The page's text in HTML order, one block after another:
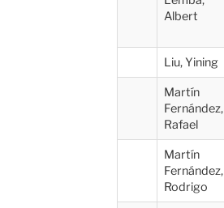
Albert
Liu, Yining
Martín
Fernández,
Rafael
Martín
Fernández,
Rodrigo